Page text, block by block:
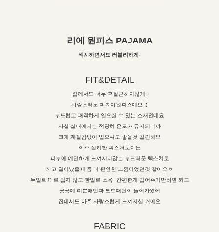
리에 원피스 PAJAMA
섹시하면서도 러블리하게-
FIT&DETAIL
집에서도 너무 후질근하지않게,
사랑스러운 파자마원피스예요 :)
부드럽고 쾌적하게 입으실 수 있는 소재인데요
사실 실내에서는 적당히 온도가 유지되니까
크게 계절감없이 입으셔도 좋을것 같긴해요
아주 실키한 텍스쳐보다는
피부에 예민하게 느껴지지않는 부드러운 텍스쳐로
자고 일어났을때 좀 더 편안한 느낌이었던것 같아요ㅎ
두벌로 따로 입지 않고 한벌로 스윽- 간편한게 입어주기만하면 되고
곳곳에 리본패턴과 도트패턴이 들어가있어
집에서도 아주 사랑스럽게 느껴지실 거예요
FABRIC